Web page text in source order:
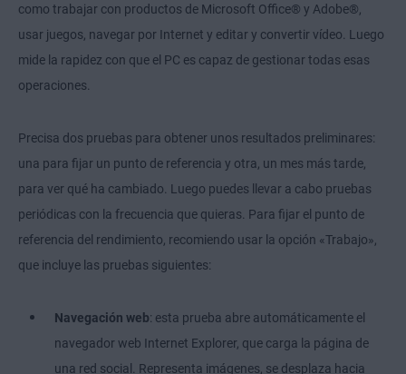
como trabajar con productos de Microsoft Office® y Adobe®,
usar juegos, navegar por Internet y editar y convertir vídeo. Luego
mide la rapidez con que el PC es capaz de gestionar todas esas
operaciones.
Precisa dos pruebas para obtener unos resultados preliminares:
una para fijar un punto de referencia y otra, un mes más tarde,
para ver qué ha cambiado. Luego puedes llevar a cabo pruebas
periódicas con la frecuencia que quieras. Para fijar el punto de
referencia del rendimiento, recomiendo usar la opción «Trabajo»,
que incluye las pruebas siguientes:
Navegación web: esta prueba abre automáticamente el
navegador web Internet Explorer, que carga la página de
una red social. Representa imágenes, se desplaza hacia